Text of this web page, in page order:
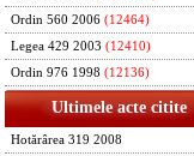
Ordin 560 2006 (12464)
Legea 429 2003 (12410)
Ordin 976 1998 (12136)
Ultimele acte citite
Hotărârea 319 2008